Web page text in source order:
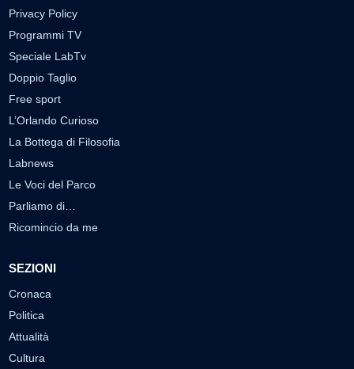
Privacy Policy
Programmi TV
Speciale LabTv
Doppio Taglio
Free sport
L’Orlando Curioso
La Bottega di Filosofia
Labnews
Le Voci del Parco
Parliamo di…
Ricomincio da me
SEZIONI
Cronaca
Politica
Attualità
Cultura